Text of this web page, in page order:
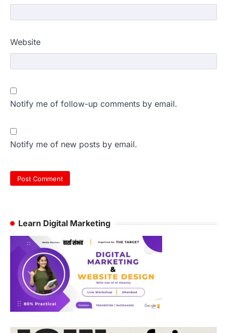
Website
Notify me of follow-up comments by email.
Notify me of new posts by email.
Learn Digital Marketing